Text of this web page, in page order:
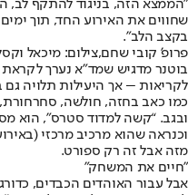
"הממצא הזה, בניגוד להתקף לב,
שחווים את האירוע החד, תוך
בקצב הלב”.
פרופ' קובי שחם,צילום: מיכאל
בוטנר מדגיש שמד"א נערך לקראת
לקריאות – אך היעילות תלויה גם
כמו כאב בחזה, חולשה,
ובגב. “קשה למדוד סטרס", הוא
וכנראה שהוא מרכיב מרכזי
מזה אבל זה רק ספורט.
"חיים את המשחק"
אבל עבור האוהדים הכבדים,